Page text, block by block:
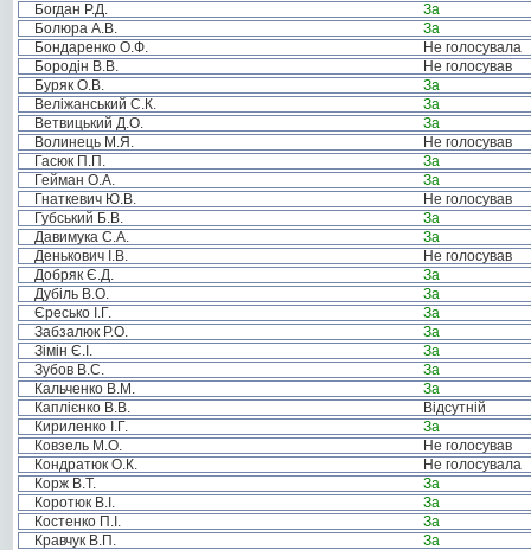
Богдан Р.Д.
За
Болюра А.В.
За
Бондаренко О.Ф.
Не голосувала
Бородін В.В.
Не голосував
Буряк О.В.
За
Веліжанський С.К.
За
Ветвицький Д.О.
За
Волинець М.Я.
Не голосував
Гасюк П.П.
За
Гейман О.А.
За
Гнаткевич Ю.В.
Не голосував
Губський Б.В.
За
Давимука С.А.
За
Денькович І.В.
Не голосував
Добряк Є.Д.
За
Дубіль В.О.
За
Єресько І.Г.
За
Забзалюк Р.О.
За
Зімін Є.І.
За
Зубов В.С.
За
Кальченко В.М.
За
Каплієнко В.В.
Відсутній
Кириленко І.Г.
За
Ковзель М.О.
Не голосував
Кондратюк О.К.
Не голосувала
Корж В.Т.
За
Коротюк В.І.
За
Костенко П.І.
За
Кравчук В.П.
За